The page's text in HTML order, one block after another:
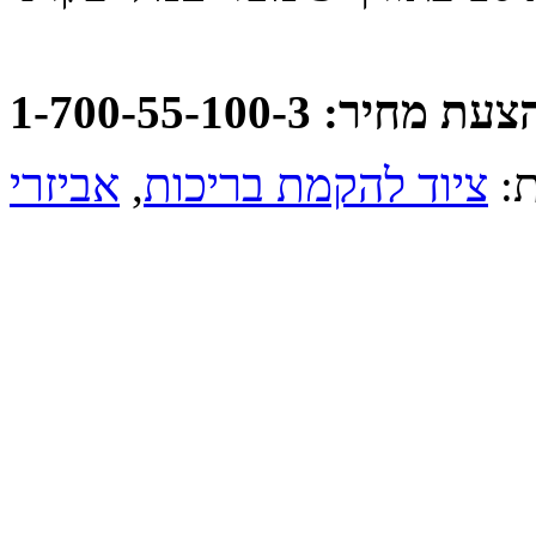
1-700-55-100-3
ציוד להקמת בריכות,